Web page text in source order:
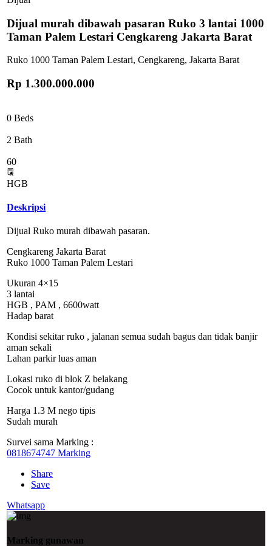
Dijual murah dibawah pasaran Ruko 3 lantai 1000
Taman Palem Lestari Cengkareng Jakarta Barat
Ruko 1000 Taman Palem Lestari, Cengkareng, Jakarta Barat
Rp 1.300.000.000
0 Beds
2 Bath
60
HGB
Deskripsi
Dijual Ruko murah dibawah pasaran.
Cengkareng Jakarta Barat
Ruko 1000 Taman Palem Lestari
Ukuran 4×15
3 lantai
HGB , PAM , 6600watt
Hadap barat
Kondisi sekitar ruko , jalanan semua sudah bagus dan tidak banjir
aman sekali
Lahan parkir luas aman
Lokasi ruko di blok Z belakang
Cocok untuk kantor/gudang
Harga 1.3 M nego tipis
Sudah murah
Survei sama Marking :
0818674747 Marking
Share
Save
Whatsapp
Marking gunawan